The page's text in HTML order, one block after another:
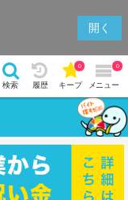
開く
検索 履歴 キープ
0
メニュー
0